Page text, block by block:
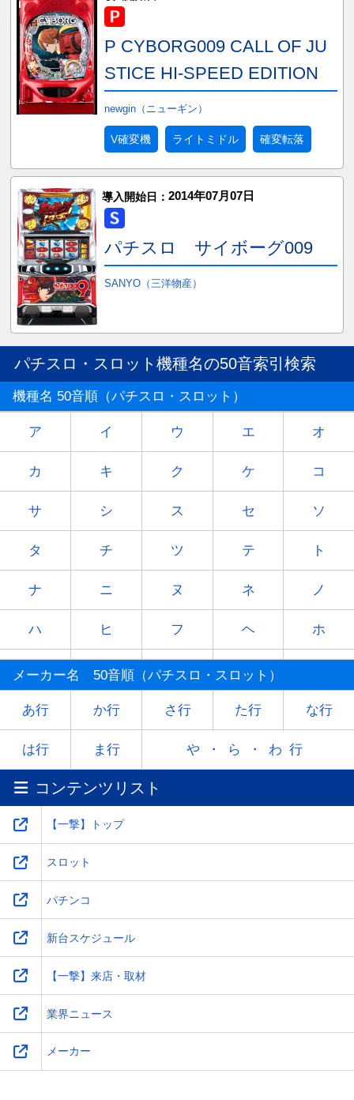
P CYBORG009 CALL OF JU
STICE HI-SPEED EDITION
newgin（ニューギン）
V確変機 ライトミドル 確変転落
導入開始日： 2014年07月07日
パチスロ サイボーグ009
SANYO（三洋物産）
パチスロ・スロット機種名の50音索引検索
機種名 50音順（パチスロ・スロット）
ア イ ウ エ オ
カ キ ク ケ コ
サ シ ス セ ソ
タ チ ツ テ ト
ナ ニ ヌ ネ ノ
ハ ヒ フ ヘ ホ
マ ミ ム メ
ヤ - ユ - ヨ
ラ リ レ
ワ -
メーカー名 50音順（パチスロ・スロット）
あ行 か行 さ行 た行 な行
は行 ま行 や・ら・わ行
コンテンツリスト
【一撃】トップ
スロット
パチンコ
新台スケジュール
【一撃】来店・取材
業界ニュース
メーカー